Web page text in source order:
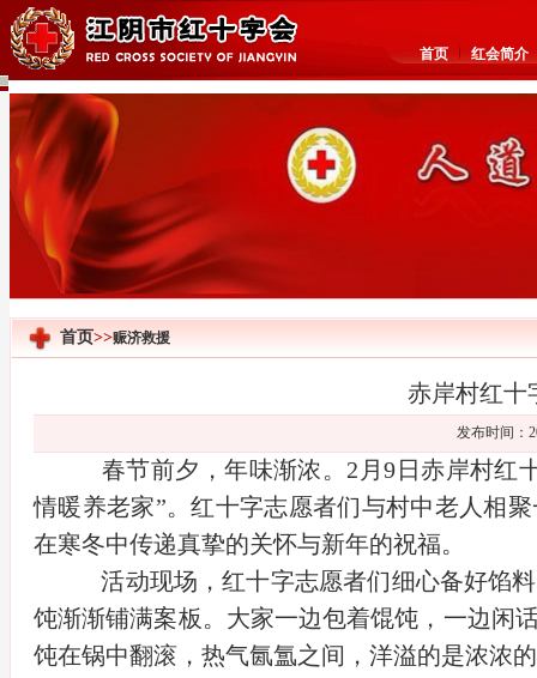
首页 红会简介
首页>>赈济救援
赤岸村红十
发布时间：
春节前夕，年味渐浓。2月9日赤岸村
情暖养老家”。红十字志愿者们与村中老人相
在寒冬中传递真挚的关怀与新年的祝福。
活动现场，红十字志愿者们细心备好馅
饨渐渐铺满案板。大家一边包着馄饨，一边闲
饨在锅中翻滚，热气氤氲之间，洋溢的是浓浓